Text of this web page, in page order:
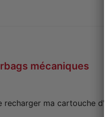
mécaniques
recharger ma cartouche